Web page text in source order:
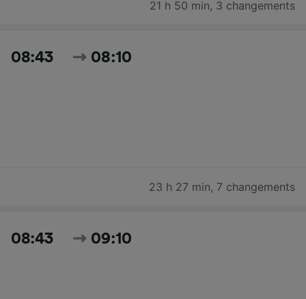
21 h 50 min, 3 changements
08:43 08:10
23 h 27 min, 7 changements
08:43 09:10